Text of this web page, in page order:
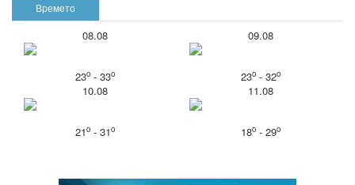
Времето
08.08
23o- 33o
09.08
23o- 32o
10.08
21o- 31o
11.08
18o- 29o